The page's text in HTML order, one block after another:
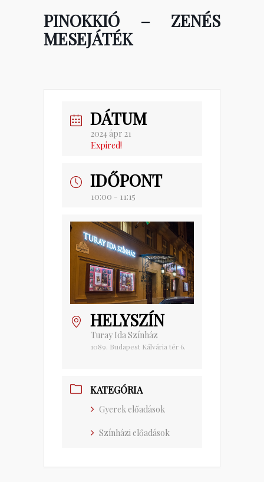
PINOKKIÓ – ZENÉS
MESEJÁTÉK
DÁTUM
2024 ápr 21
Expired!
IDŐPONT
10:00 - 11:15
HELYSZÍN
Turay Ida Színház
1089. Budapest Kálvária tér 6.
KATEGÓRIA
Gyerek előadások
Színházi előadások